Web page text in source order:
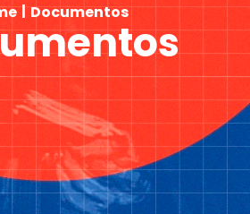
| Documentos